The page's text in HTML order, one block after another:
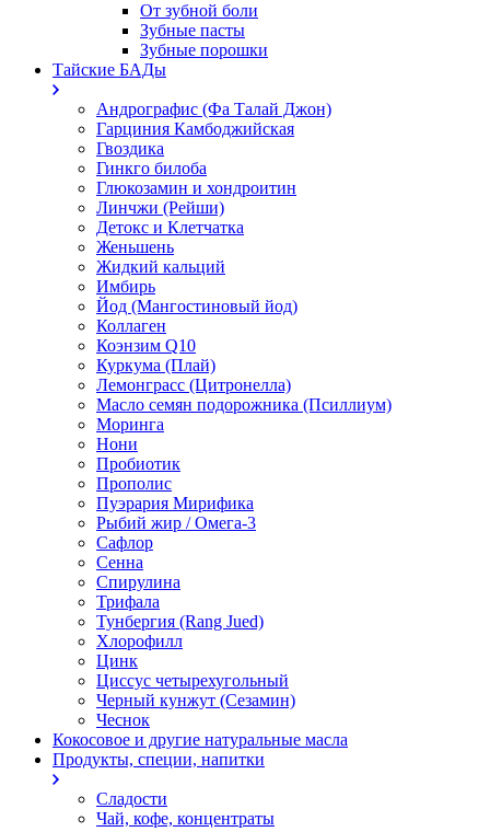
От зубной боли
Зубные пасты
Зубные порошки
Тайские БАДы
Андрографис (Фа Талай Джон)
Гарциния Камбоджийская
Гвоздика
Гинкго билоба
Глюкозамин и хондроитин
Линчжи (Рейши)
Детокс и Клетчатка
Женьшень
Жидкий кальций
Имбирь
Йод (Мангостиновый йод)
Коллаген
Коэнзим Q10
Куркума (Плай)
Лемонграсс (Цитронелла)
Масло семян подорожника (Псиллиум)
Моринга
Нони
Пробиотик
Прополис
Пуэрария Мирифика
Рыбий жир / Омега-3
Сафлор
Сенна
Спирулина
Трифала
Тунбергия (Rang Jued)
Хлорофилл
Цинк
Циссус четырехугольный
Черный кунжут (Сезамин)
Чеснок
Кокосовое и другие натуральные масла
Продукты, специи, напитки
Сладости
Чай, кофе, концентраты